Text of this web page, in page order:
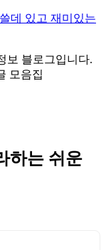
데 있고 재미있는
보 블로그입니다.
모음집
하는 쉬운